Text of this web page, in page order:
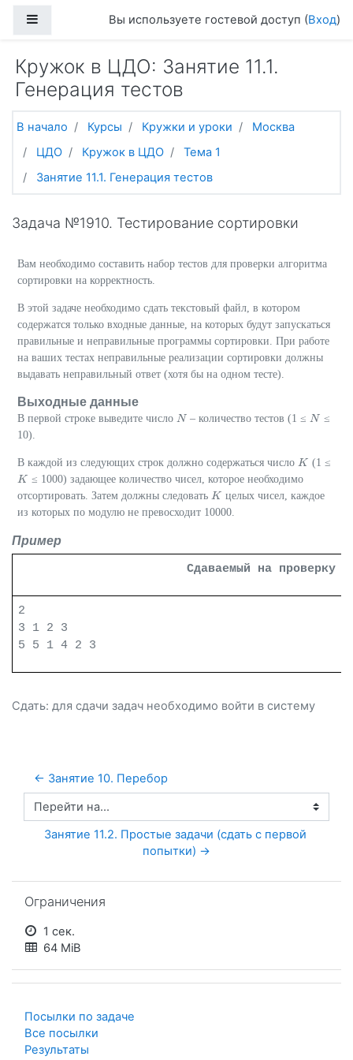
Боковая панельВы используете гостевой доступ (Вход)
Кружок в ЦДО: Занятие 11.1.
Генерация тестов
В начало Курсы Кружки и уроки
Москва
ЦДО
Кружок в ЦДО
Тема 1
Занятие 11.1. Генерация тестов
Задача №1910. Тестирование сортировки
Вам необходимо составить набор тестов для проверки алгоритма
сортировки на корректность.
В этой задаче необходимо сдать текстовый файл, в котором
содержатся только входные данные, на которых будут запускаться
правильные и неправильные программы сортировки. При работе
на ваших тестах неправильные реализации сортировки должны
выдавать неправильный ответ (хотя бы на одном тесте).
Выходные данные
В первой строке выведите число N
N – количество тестов (1 ≤ N
N ≤
10).
В каждой из следующих строк должно содержаться число K
K (1 ≤
K
K ≤ 1000) задающее количество чисел, которое необходимо
отсортировать. Затем должны следовать K
K целых чисел, каждое
из которых по модулю не превосходит 10000.
Пример
Сдаваемый на проверку
2
3 1 2 3
5 5 1 4 2 3
Сдать: для сдачи задач необходимо войти в систему
← Занятие 10. Перебор
Перейти на...
Занятие 11.2. Простые задачи (сдать с первой
попытки) →
Ограничения
1 сек.
64 MiB
Посылки по задаче
Все посылки
Результаты